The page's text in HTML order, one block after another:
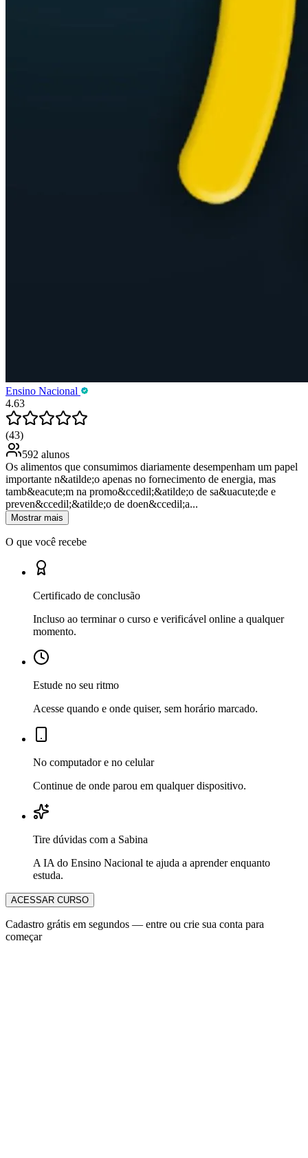
Ensino Nacional
4.63
(43)
592 alunos
Os alimentos que consumimos diariamente desempenham um papel
importante n&atilde;o apenas no fornecimento de energia, mas
tamb&eacute;m na promo&ccedil;&atilde;o de sa&uacute;de e
preven&ccedil;&atilde;o de doen&ccedil;a...
Mostrar mais
O que você recebe
Certificado de conclusão
Incluso ao terminar o curso e verificável online a qualquer
momento.
Estude no seu ritmo
Acesse quando e onde quiser, sem horário marcado.
No computador e no celular
Continue de onde parou em qualquer dispositivo.
Tire dúvidas com a Sabina
A IA do Ensino Nacional te ajuda a aprender enquanto
estuda.
ACESSAR CURSO
Cadastro grátis em segundos — entre ou crie sua conta para
começar